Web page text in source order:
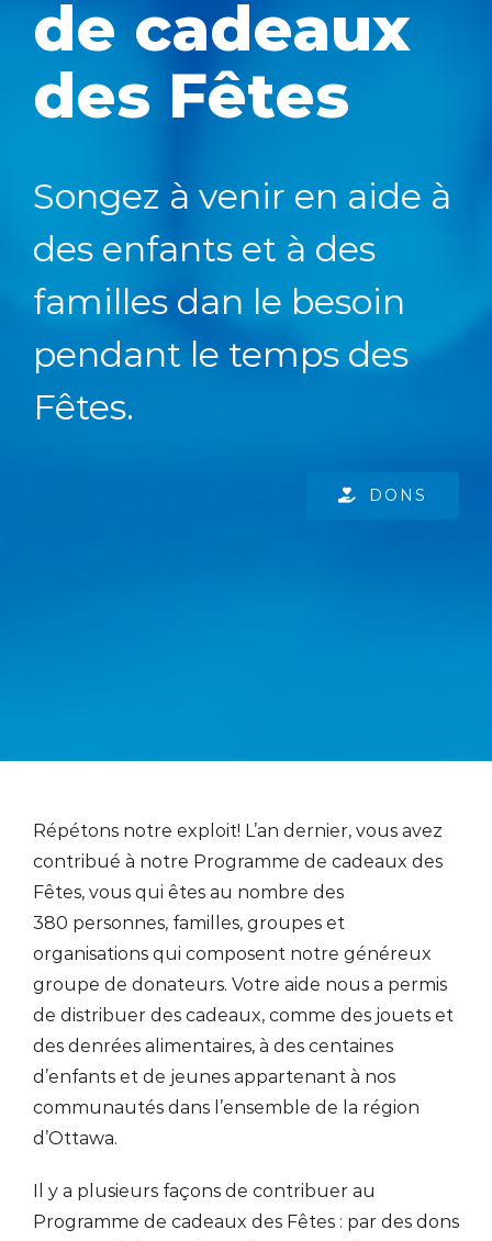
de cadeaux
des Fêtes
Songez à venir en aide à
des enfants et à des
familles dan le besoin
pendant le temps des
Fêtes.
DONS
Répétons notre exploit! L’an dernier, vous avez
contribué à notre Programme de cadeaux des
Fêtes, vous qui êtes au nombre des
380 personnes, familles, groupes et
organisations qui composent notre généreux
groupe de donateurs. Votre aide nous a permis
de distribuer des cadeaux, comme des jouets et
des denrées alimentaires, à des centaines
d’enfants et de jeunes appartenant à nos
communautés dans l’ensemble de la région
d’Ottawa.
Il y a plusieurs façons de contribuer au
Programme de cadeaux des Fêtes : par des dons